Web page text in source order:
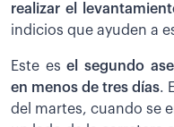
realizar el
indicios que ayuden a
Este es el segundo
en menos de tres días.
del martes, cuando se